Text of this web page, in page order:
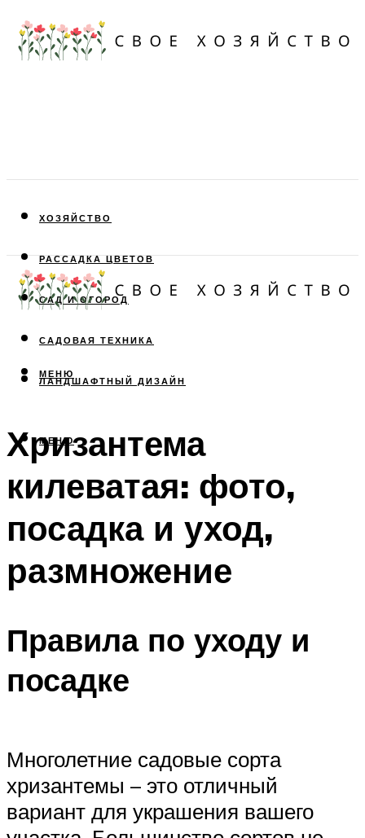
ХОЗЯЙСТВО
РАССАДКА ЦВЕТОВ
САД И ОГОРОД
САДОВАЯ ТЕХНИКА
ЛАНДШАФТНЫЙ ДИЗАЙН
МЕНЮ
МЕНЮ
Хризантема
килеватая: фото,
посадка и уход,
размножение
Правила по уходу и
посадке
Многолетние садовые сорта
хризантемы – это отличный
вариант для украшения вашего